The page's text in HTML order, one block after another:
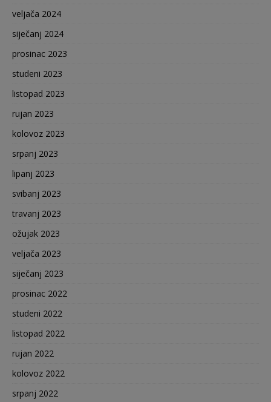
veljača 2024
siječanj 2024
prosinac 2023
studeni 2023
listopad 2023
rujan 2023
kolovoz 2023
srpanj 2023
lipanj 2023
svibanj 2023
travanj 2023
ožujak 2023
veljača 2023
siječanj 2023
prosinac 2022
studeni 2022
listopad 2022
rujan 2022
kolovoz 2022
srpanj 2022